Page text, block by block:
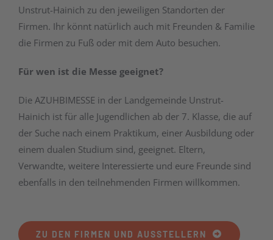
Unstrut-Hainich zu den jeweiligen Standorten der
Firmen. Ihr könnt natürlich auch mit Freunden & Familie
die Firmen zu Fuß oder mit dem Auto besuchen.
Für wen ist die Messe geeignet?
Die AZUHBIMESSE in der Landgemeinde Unstrut-
Hainich ist für alle Jugendlichen ab der 7. Klasse, die auf
der Suche nach einem Praktikum, einer Ausbildung oder
einem dualen Studium sind, geeignet. Eltern,
Verwandte, weitere Interessierte und eure Freunde sind
ebenfalls in den teilnehmenden Firmen willkommen.
ZU DEN FIRMEN UND AUSSTELLERN